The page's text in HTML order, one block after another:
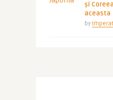
și
aceasta
by